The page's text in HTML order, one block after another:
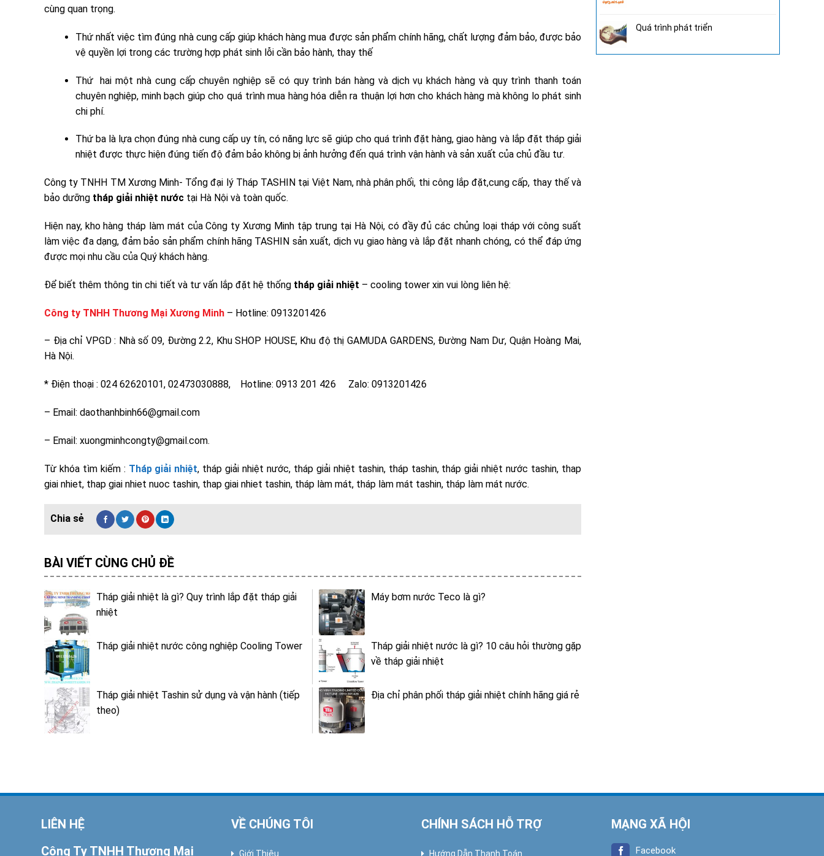
cùng quan trọng.
Thứ nhất việc tìm đúng nhà cung cấp giúp khách hàng mua được sản phẩm chính hãng, chất lượng đảm bảo, được bảo
vệ quyền lợi trong các trường hợp phát sinh lỗi cần bảo hành, thay thế
Thứ hai một nhà cung cấp chuyên nghiệp sẽ có quy trình bán hàng và dịch vụ khách hàng và quy trình thanh toán
chuyên nghiệp, minh bạch giúp cho quá trình mua hàng hóa diễn ra thuận lợi hơn cho khách hàng mà không lo phát sinh
chi phí.
Thứ ba là lựa chọn đúng nhà cung cấp uy tín, có năng lực sẽ giúp cho quá trình đặt hàng, giao hàng và lắp đặt tháp giải
nhiệt được thực hiện đúng tiến độ đảm bảo không bị ảnh hưởng đến quá trình vận hành và sản xuất của chủ đầu tư.
Công ty TNHH TM Xương Minh- Tổng đại lý Tháp TASHIN tại Việt Nam, nhà phân phối, thi công lắp đặt,cung cấp, thay thế và
bảo dưỡng tháp giải nhiệt nước tại Hà Nội và toàn quốc.
Hiện nay, kho hàng tháp làm mát của Công ty Xương Minh tập trung tại Hà Nội, có đầy đủ các chủng loại tháp với công suất
làm việc đa dạng, đảm bảo sản phẩm chính hãng TASHIN sản xuất, dịch vụ giao hàng và lắp đặt nhanh chóng, có thể đáp ứng
được mọi nhu cầu của Quý khách hàng.
Để biết thêm thông tin chi tiết và tư vấn lắp đặt hệ thống tháp giải nhiệt – cooling tower xin vui lòng liên hệ:
Công ty TNHH Thương Mại Xương Minh – Hotline: 0913201426
– Địa chỉ VPGD : Nhà số 09, Đường 2.2, Khu SHOP HOUSE, Khu độ thị GAMUDA GARDENS, Đường Nam Dư, Quận Hoàng Mai,
Hà Nội.
* Điện thoại : 024 62620101, 02473030888, Hotline: 0913 201 426 Zalo: 0913201426
– Email: daothanhbinh66@gmail.com
– Email: xuongminhcongty@gmail.com.
Từ khóa tìm kiếm : Tháp giải nhiệt, tháp giải nhiệt nước, tháp giải nhiệt tashin, tháp tashin, tháp giải nhiệt nước tashin, thap
giai nhiet, thap giai nhiet nuoc tashin, thap giai nhiet tashin, tháp làm mát, tháp làm mát tashin, tháp làm mát nước.
BÀI VIẾT CÙNG CHỦ ĐỀ
Tháp giải nhiệt là gì? Quy trình lắp đặt tháp giải
nhiệt
Máy bơm nước Teco là gì?
Tháp giải nhiệt nước công nghiệp Cooling Tower
Tháp giải nhiệt nước là gì? 10 câu hỏi thường gặp
về tháp giải nhiệt
Tháp giải nhiệt Tashin sử dụng và vận hành (tiếp
theo)
Địa chỉ phân phối tháp giải nhiệt chính hãng giá rẻ
Quá trình phát triển
LIÊN HỆ
Công Ty TNHH Thương Mại
VỀ CHÚNG TÔI
Giới Thiệu
CHÍNH SÁCH HỖ TRỢ
Hướng Dẫn Thanh Toán
MẠNG XÃ HỘI
Facebook